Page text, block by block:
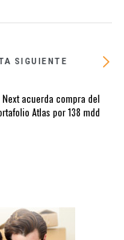
SIGUIENTE
Next acuerda compra del
Atlas por 138 mdd